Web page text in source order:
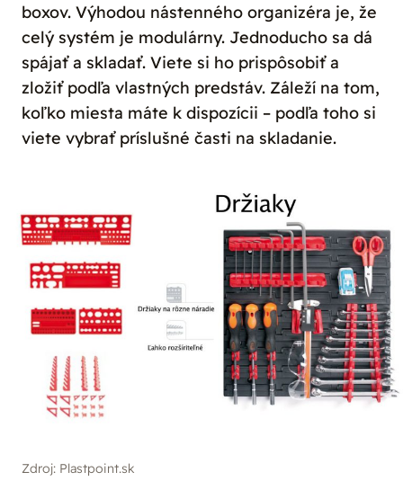
boxov. Výhodou nástenného organizéra je, že
celý systém je modulárny. Jednoducho sa dá
spájať a skladať. Viete si ho prispôsobiť a
zložiť podľa vlastných predstáv. Záleží na tom,
koľko miesta máte k dispozícii – podľa toho si
viete vybrať príslušné časti na skladanie.
Zdroj: Plastpoint.sk